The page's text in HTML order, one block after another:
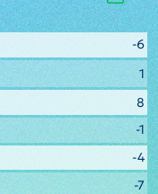
-6
1
8
-1
-4
-7